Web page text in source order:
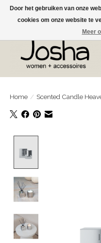
GRATIS OPHALEN IN DE WINKEL
Home / Scented Candle
Door het gebruiken van onze
cookies om onze website te
Meer